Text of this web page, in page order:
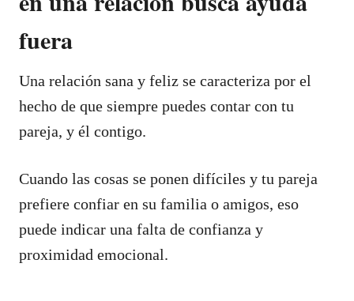
fuera
Una relación sana y feliz se caracteriza por el
hecho de que siempre puedes contar con tu
pareja, y él contigo.
Cuando las cosas se ponen difíciles y tu pareja
prefiere confiar en su familia o amigos, eso
puede indicar una falta de confianza y
proximidad emocional.